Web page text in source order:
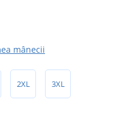
mânecii
2XL 3XL